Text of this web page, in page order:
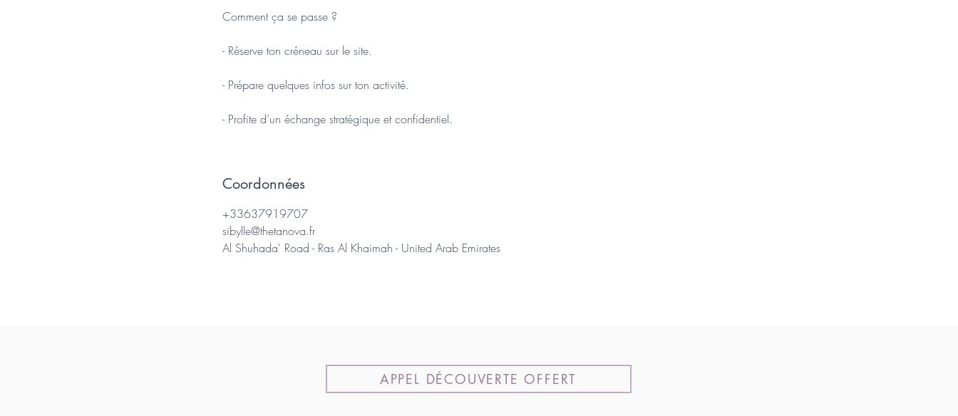
Comment ça se passe ?
- Réserve ton créneau sur le site.
- Prépare quelques infos sur ton activité.
- Profite d’un échange stratégique et confidentiel.
Coordonnées
+33637919707
sibylle@thetanova.fr
Al Shuhada' Road - Ras Al Khaimah - United Arab Emirates
APPEL DÉCOUVERTE OFFERT